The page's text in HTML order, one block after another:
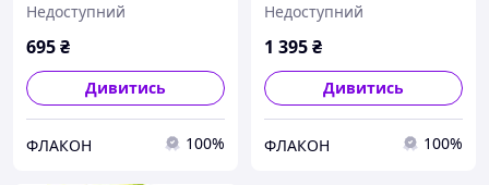
80г (Японія)
Недоступний
695₴
Дивитись
ФЛАКОН 100%
Brotherhood Verdio SPF50-
220 г (Японія)
Недоступний
1 395₴
Дивитись
ФЛАКОН 100%